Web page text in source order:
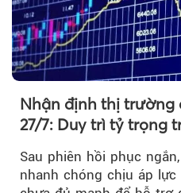
Nhận định thị trường
27/7: Duy trì tỷ trọng
Sau phiên hồi phục
nhanh chóng chịu áp